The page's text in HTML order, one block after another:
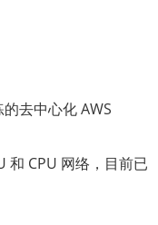
去中心化 AWS
和 CPU 网络，目前已